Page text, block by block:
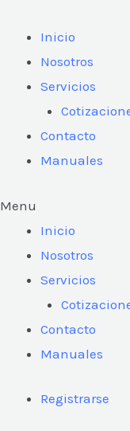
contenido
Inicio
Nosotros
Servicios
Contacto
Manuales
Menu
Inicio
Nosotros
Servicios
Contacto
Manuales
Registrarse